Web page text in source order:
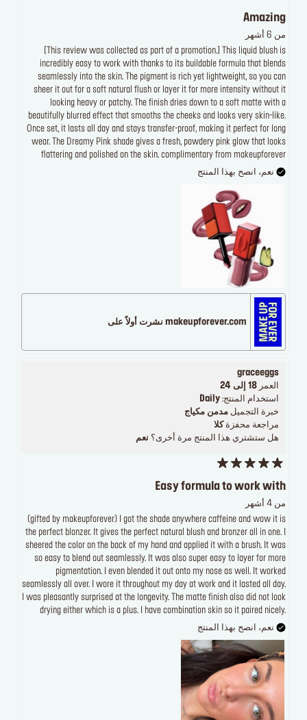
Amazing
من 6 أشهر
[This review was collected as part of a promotion.] This liquid blush is
incredibly easy to work with thanks to its buildable formula that blends
seamlessly into the skin. The pigment is rich yet lightweight, so you can
sheer it out for a soft natural flush or layer it for more intensity without it
looking heavy or patchy. The finish dries down to a soft matte with a
beautifully blurred effect that smooths the cheeks and looks very skin-like.
Once set, it lasts all day and stays transfer-proof, making it perfect for long
wear. The Dreamy Pink shade gives a fresh, powdery pink glow that looks
flattering and polished on the skin. complimentary from makeupforever
نعم، انصح بهذا المنتج
makeupforever.com نشرت أولاً على
graceeggs
العمر 18 إلى 24
استخدام المنتج: Daily
خبرة التجميل مدمن مكياج
مراجعة محفزةكلا
هل ستشتري هذا المنتج مرة أخرى؟ نعم
Easy formula to work with
من 4 أشهر
(gifted by makeupforever) I got the shade anywhere caffeine and wow it is
the perfect blonzer. It gives the perfect natural blush and bronzer all in one. I
sheered the color on the back of my hand and applied it with a brush. It was
so easy to blend out seamlessly. It was also super easy to layer for more
pigmentation. I even blended it out onto my nose as well. It worked
seamlessly all over. I wore it throughout my day at work and it lasted all day.
I was pleasantly surprised at the longevity. The matte finish also did not look
drying either which is a plus. I have combination skin so it paired nicely.
نعم، انصح بهذا المنتج